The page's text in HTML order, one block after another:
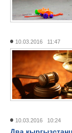
10.03.2016 11:47
10.03.2016 10:24